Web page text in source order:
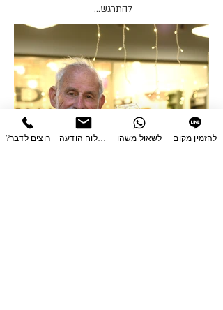
להתרגש...
?רוצים לדבר לשלוח הודעה לשאול משהו להזמין מקום